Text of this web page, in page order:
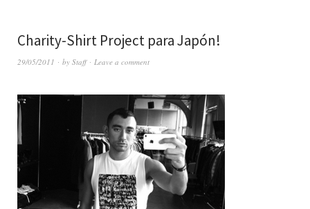
Charity-Shirt Project para Japón!
29/05/2011 by Staff Leave a comment